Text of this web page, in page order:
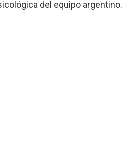
del equipo argentino.